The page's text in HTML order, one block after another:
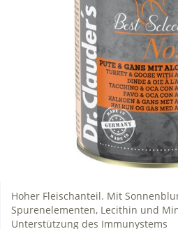
Hoher Fleischanteil. Mit
Spurenelementen, Lecithin und
Unterstützung des Immunystems